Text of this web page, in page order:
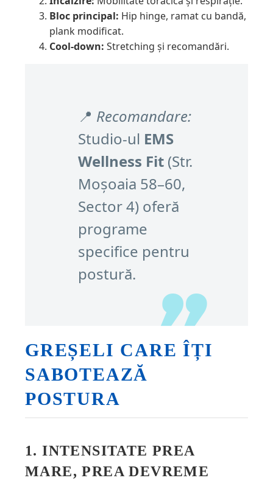
Bloc principal: Hip hinge, ramat cu bandă,
plank modificat.
Cool-down: Stretching și recomandări.
📍 Recomandare:
Studio-ul EMS
Wellness Fit (Str.
Moșoaia 58–60,
Sector 4) oferă
programe
specifice pentru
postură.
GREȘELI CARE ÎȚI
SABOTEAZĂ
POSTURA
1. INTENSITATE PREA
MARE, PREA DEVREME